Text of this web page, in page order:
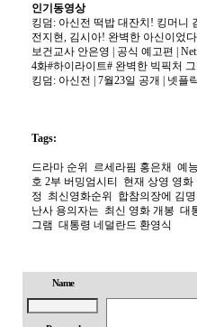
인기동영상
킹덤: 아신전 떡밥 대잔치! 킹머니
전지현, 김시아! 완벽한 아신이었
보건교사 안은영 | 공식 예고편 |
4화#하이라이트# 완벽한 빅픽처
킹덤: 아신전 | 7월23일 공개 | 넷플
Tags:
드라마 순위 르세라핌 홍은채 예
호 2부 버밍엄시티 현재 상영 영
정 최신영화순위 합참의장에 김
난사 용의자는 최신 영화 개봉 대
그램 대통령 네덜란드 환영식
Name